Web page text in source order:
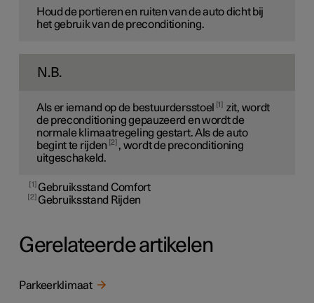
Houd de portieren en ruiten van de auto dicht bij
het gebruik van de preconditioning.
N.B.
Als er iemand op de bestuurdersstoel 1
zit, wordt
de preconditioning gepauzeerd en wordt de
normale klimaatregeling gestart. Als de auto
begint te rijden 2 , wordt de preconditioning
uitgeschakeld.
1 Gebruiksstand Comfort
2 Gebruiksstand Rijden
Gerelateerde artikelen
Parkeerklimaat